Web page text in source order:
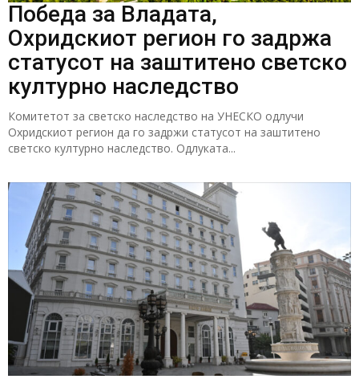
Победа за Владата,
Охридскиот регион го задржа
статусот на заштитено светско
културно наследство
Комитетот за светско наследство на УНЕСКО одлучи
Охридскиот регион да го задржи статусот на заштитено
светско културно наследство. Одлуката...